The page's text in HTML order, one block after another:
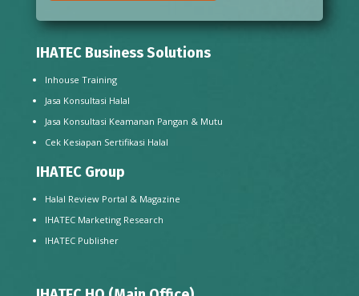
IHATEC Business Solutions
Inhouse Training
Jasa Konsultasi Halal
Jasa Konsultasi Keamanan Pangan & Mutu
Cek Kesiapan Sertifikasi Halal
IHATEC Group
Halal Review Portal & Magazine
IHATEC Marketing Research
IHATEC Publisher